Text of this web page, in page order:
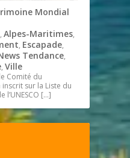
Mondial
,Alpes-Maritimes,
, Escapade,
Tendance,
,Ville
Comité du
sur la Liste du
[…]